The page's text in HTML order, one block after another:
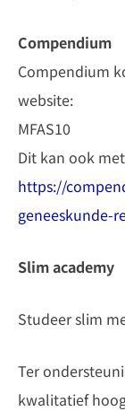
Compendium
Compendium
website:
MFAS10
Dit kan ook
https://
geneeskunde-
Slim academy
Studeer slim
Ter
kwalitatief